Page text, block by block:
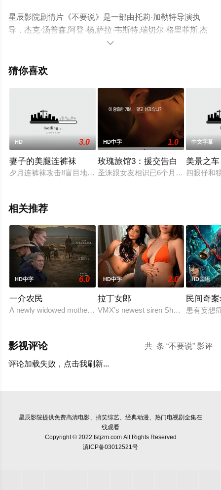
星辰影院剧情片《不要说》是一部由托莉·加勒特导演执
导，杰克·汤普森,阿登·杨,萨拉·韦斯特,瑞切尔·格里菲斯,杰
奎琳·麦根斯,苏茜·波特,盖东·格兰特利,罗伯特·泰勒,马丁·萨
罗琳·肯尼森,彼得·本斯利,基娅拉·弗里曼,安德鲁·布坎南,卡
影，手机免费观看高清未删减完整版电影大全就上星辰影
视，更多相关信息可移步至豆瓣电影、电视猫或剧情网等
平台了解。

猜你喜欢
HD 3.0
妻子的美腿连裤袜
夕月连裤袜攻击!!盲目地听从命令的洗澡上厕所的时候和当夕月
HD中字 1.0
玫瑰旅馆3：援交告白
圣洙跟女友相识已6个月，一直乖乖
中文字幕
美景之
四眼仔和
相关推荐
HD中字 6.0
一介农民
A newly widowed mother is left with the care of an alcoholic
HD中字 2.0
拉丁女郎
VMX's newest siren Shalanie De
HD国语
民间奇
患有妄想
共 条 “不要说” 影评
影视评论
评论加载失败，点击我刷新...
星辰影院提供免费高清电影、搞笑综艺、经典动漫、热门电视剧全集在
线观看
Copyright © 2022 fstjzm.com All Rights Reserved
滇ICP备03012521号